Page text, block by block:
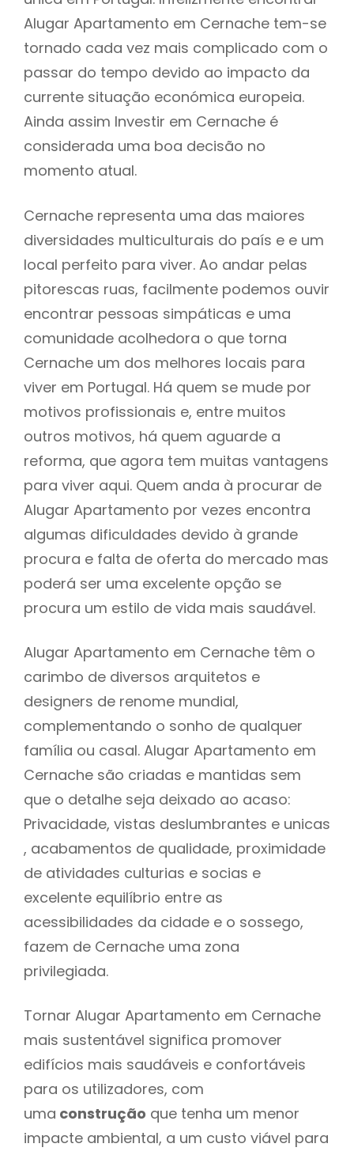
Alugar Apartamento em Cernache tem-se
tornado cada vez mais complicado com o
passar do tempo devido ao impacto da
currente situação económica europeia.
Ainda assim Investir em Cernache é
considerada uma boa decisão no
momento atual.
Cernache representa uma das maiores
diversidades multiculturais do país e e um
local perfeito para viver. Ao andar pelas
pitorescas ruas, facilmente podemos ouvir
encontrar pessoas simpáticas e uma
comunidade acolhedora o que torna
Cernache um dos melhores locais para
viver em Portugal. Há quem se mude por
motivos profissionais e, entre muitos
outros motivos, há quem aguarde a
reforma, que agora tem muitas vantagens
para viver aqui. Quem anda à procurar de
Alugar Apartamento por vezes encontra
algumas dificuldades devido à grande
procura e falta de oferta do mercado mas
poderá ser uma excelente opção se
procura um estilo de vida mais saudável.
Alugar Apartamento em Cernache têm o
carimbo de diversos arquitetos e
designers de renome mundial,
complementando o sonho de qualquer
família ou casal. Alugar Apartamento em
Cernache são criadas e mantidas sem
que o detalhe seja deixado ao acaso:
Privacidade, vistas deslumbrantes e unicas
, acabamentos de qualidade, proximidade
de atividades culturias e socias e
excelente equilíbrio entre as
acessibilidades da cidade e o sossego,
fazem de Cernache uma zona
privilegiada.
Tornar Alugar Apartamento em Cernache
mais sustentável significa promover
edifícios mais saudáveis e confortáveis
para os utilizadores, com
uma construção que tenha um menor
impacte ambiental, a um custo viável para